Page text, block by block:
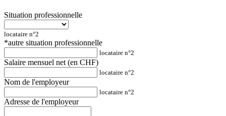
Situation professionnelle
locataire n°2
*autre situation professionnelle
locataire n°2
Salaire mensuel net (en CHF)
locataire n°2
Nom de l'employeur
locataire n°2
Adresse de l'employeur